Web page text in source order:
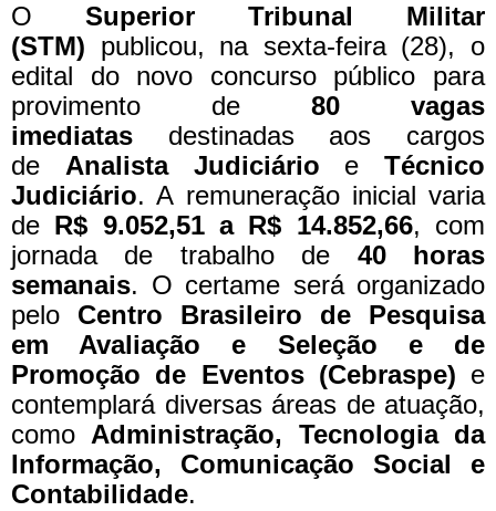
O Superior Tribunal Militar
(STM) publicou, na sexta-feira (28), o
edital do novo concurso público para
provimento de 80 vagas
imediatas destinadas aos cargos
de Analista Judiciário e Técnico
Judiciário. A remuneração inicial varia
de R$ 9.052,51 a R$ 14.852,66, com
jornada de trabalho de 40 horas
semanais. O certame será organizado
pelo Centro Brasileiro de Pesquisa
em Avaliação e Seleção e de
Promoção de Eventos (Cebraspe) e
contemplará diversas áreas de atuação,
como Administração, Tecnologia da
Informação, Comunicação Social e
Contabilidade.